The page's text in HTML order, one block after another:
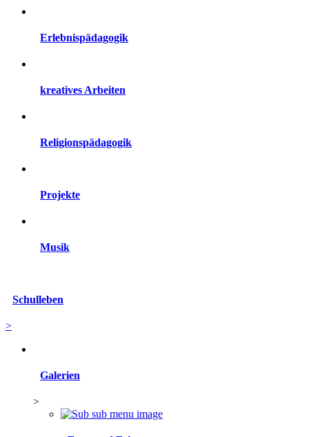
Erlebnispädagogik
kreatives Arbeiten
Religionspädagogik
Projekte
Musik
Schulleben
>
Galerien
>